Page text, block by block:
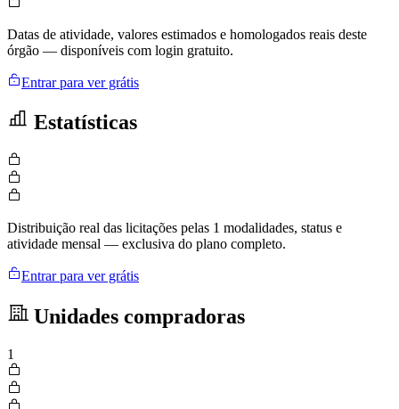
Datas de atividade, valores estimados e homologados reais deste
órgão — disponíveis com login gratuito.
Entrar para ver grátis
Estatísticas
Distribuição real das licitações pelas 1 modalidades, status e
atividade mensal — exclusiva do plano completo.
Entrar para ver grátis
Unidades compradoras
1